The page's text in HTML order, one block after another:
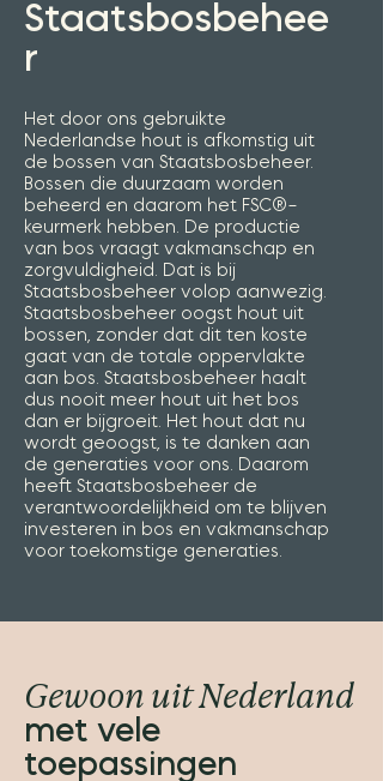
Staatsbosbehee
r
Het door ons gebruikte
Nederlandse hout is afkomstig uit
de bossen van Staatsbosbeheer.
Bossen die duurzaam worden
beheerd en daarom het FSC®-
keurmerk hebben. De productie
van bos vraagt vakmanschap en
zorgvuldigheid. Dat is bij
Staatsbosbeheer volop aanwezig.
Staatsbosbeheer oogst hout uit
bossen, zonder dat dit ten koste
gaat van de totale oppervlakte
aan bos. Staatsbosbeheer haalt
dus nooit meer hout uit het bos
dan er bijgroeit. Het hout dat nu
wordt geoogst, is te danken aan
de generaties voor ons. Daarom
heeft Staatsbosbeheer de
verantwoordelijkheid om te blijven
investeren in bos en vakmanschap
voor toekomstige generaties.
Gewoon uit Nederland
met vele
toepassingen